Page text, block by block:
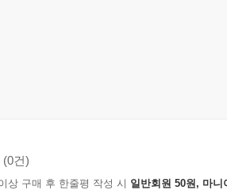
始原에서 흘러와 그 실핏줄마다에
(0건)
상 구매 후 한줄평 작성 시 일반회원 50원, 마니